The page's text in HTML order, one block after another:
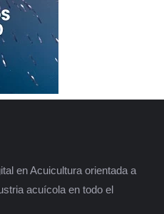
en Acuicultura orientada a
acuícola en todo el